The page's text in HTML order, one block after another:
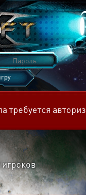
требуется
игроков